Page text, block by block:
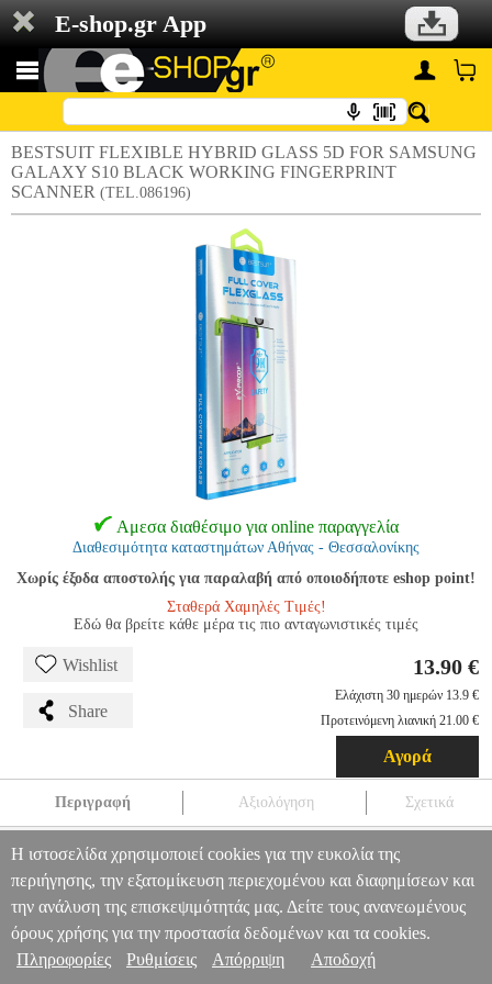
E-shop.gr App
BESTSUIT FLEXIBLE HYBRID GLASS 5D FOR SAMSUNG
GALAXY S10 BLACK WORKING FINGERPRINT
SCANNER (TEL.086196)
Αμεσα διαθέσιμο για online παραγγελία
Διαθεσιμότητα καταστημάτων Αθήνας - Θεσσαλονίκης
Χωρίς έξοδα αποστολής για παραλαβή από οποιοδήποτε eshop point!
Σταθερά Χαμηλές Τιμές!
Εδώ θα βρείτε κάθε μέρα τις πιο ανταγωνιστικές τιμές
Wishlist
Share
13.90 €
Ελάχιστη 30 ημερών 13.9 €
Προτεινόμενη λιανική 21.00 €
Αγορά
Περιγραφή Αξιολόγηση Σχετικά
BESTSUIT FLEXIBLE HYBRID GLASS 5D FOR SAMSUNG
GALAXY S10 BLACK WORKING FINGERPRINT SCANNER
TEL.086196 TEL.086196 BESTSUIT BESTSUIT ΠΡΟΣΟΨΕΙΣ
BESTSUIT FLEXIBLE HYBRID GLASS 5D FOR SAMSUNG
GALAXY S10 BLACK WORKING FINGERPRINT SCANNER
Πληροφορίες & Υπηρεσίες >
Η ιστοσελίδα χρησιμοποιεί cookies για την ευκολία της
περιήγησης, την εξατομίκευση περιεχομένου και διαφημίσεων και
την ανάλυση της επισκεψιμότητάς μας. Δείτε τους ανανεωμένους
όρους χρήσης για την προστασία δεδομένων και τα cookies.
Πληροφορίες
Ρυθμίσεις Απόρριψη Αποδοχή